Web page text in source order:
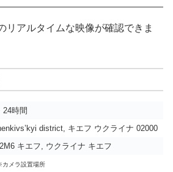
リアルタイムな映像が確認できま
24時間
district, キエフ ウクライナ 02000
キエフ, ウクライナ キエフ
メラ設置場所